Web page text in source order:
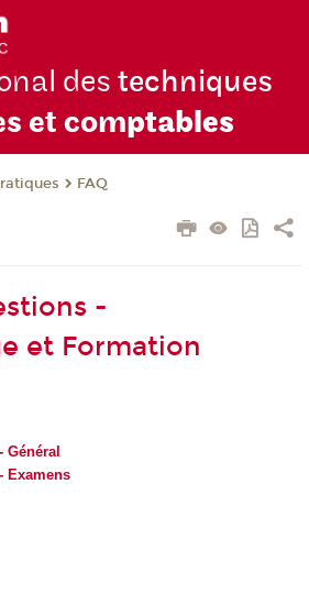
destechniques
et comptables
FAQ
-
et Formation
Général
Examens